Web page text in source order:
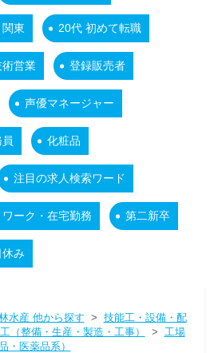
関東 20代 初めて転職
術営業 登録販売者
声優マネージャー
化粧品
注目の求人検索ワード
ワーク・在宅勤務 第二新卒
休み
水産 他から探す > 技能工・設備・配
（整備・生産・製造・工事） > 工場
・医薬品系）